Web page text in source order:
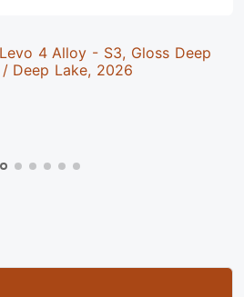
4 Alloy - S3, Gloss Deep
/ Deep Lake, 2026